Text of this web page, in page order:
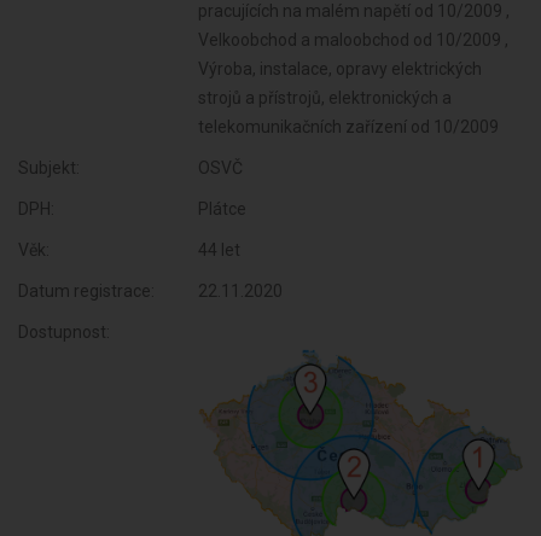
pracujících na malém napětí od 10/2009 ,
Velkoobchod a maloobchod od 10/2009 ,
Výroba, instalace, opravy elektrických
strojů a přístrojů, elektronických a
telekomunikačních zařízení od 10/2009
Subjekt: OSVČ
DPH: Plátce
Věk: 44 let
Datum registrace: 22.11.2020
Dostupnost: